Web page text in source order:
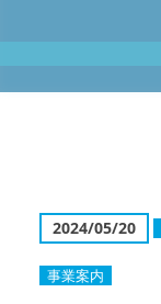
2024/05/20
事業案内